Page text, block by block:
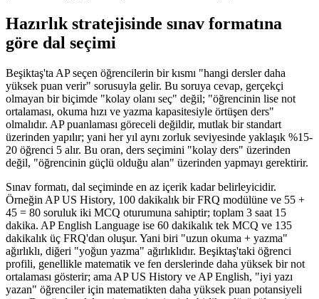
Hazırlık stratejisinde sınav formatına
göre dal seçimi
Beşiktaş'ta AP seçen öğrencilerin bir kısmı "hangi dersler daha
yüksek puan verir" sorusuyla gelir. Bu soruya cevap, gerçekçi
olmayan bir biçimde "kolay olanı seç" değil; "öğrencinin lise not
ortalaması, okuma hızı ve yazma kapasitesiyle örtüşen ders"
olmalıdır. AP puanlaması göreceli değildir, mutlak bir standart
üzerinden yapılır; yani her yıl aynı zorluk seviyesinde yaklaşık %15-
20 öğrenci 5 alır. Bu oran, ders seçimini "kolay ders" üzerinden
değil, "öğrencinin güçlü olduğu alan" üzerinden yapmayı gerektirir.
Sınav formatı, dal seçiminde en az içerik kadar belirleyicidir.
Örneğin AP US History, 100 dakikalık bir FRQ modülüne ve 55 +
45 = 80 soruluk iki MCQ oturumuna sahiptir; toplam 3 saat 15
dakika. AP English Language ise 60 dakikalık tek MCQ ve 135
dakikalık üç FRQ'dan oluşur. Yani biri "uzun okuma + yazma"
ağırlıklı, diğeri "yoğun yazma" ağırlıklıdır. Beşiktaş'taki öğrenci
profili, genellikle matematik ve fen derslerinde daha yüksek bir not
ortalaması gösterir; ama AP US History ve AP English, "iyi yazı
yazan" öğrenciler için matematikten daha yüksek puan potansiyeli